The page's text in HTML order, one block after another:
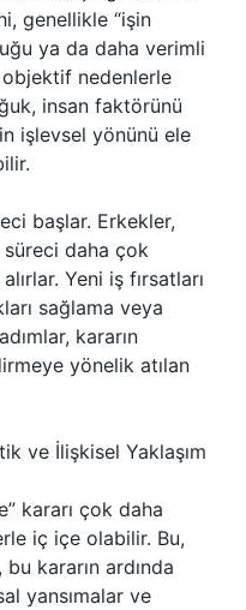
genellikle “işin
ya da daha verimli
nedenlerle
insan faktörünü
işlevsel yönünü ele
başlar. Erkekler,
süreci daha çok
Yeni iş fırsatları
sağlama veya
kararın
yönelik atılan
ve İlişkisel Yaklaşım
kararı çok daha
iç içe olabilir. Bu,
kararın ardında
yansımalar ve